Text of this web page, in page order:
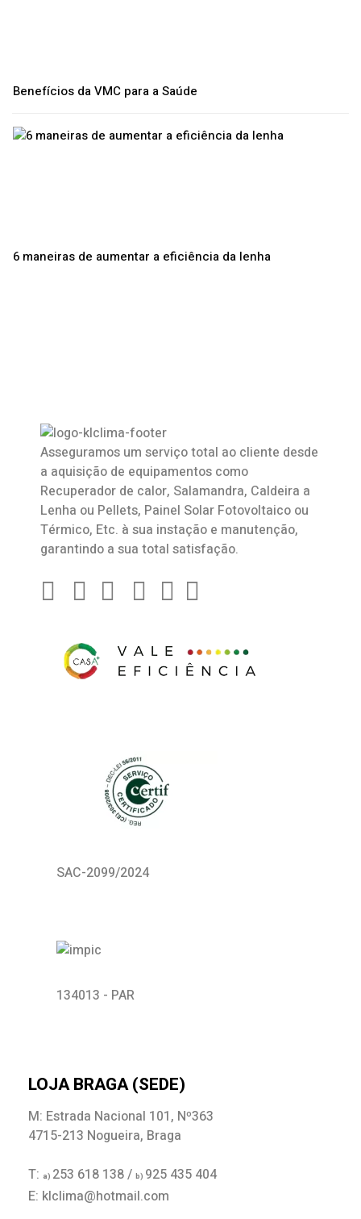
Benefícios da VMC para a Saúde
6 maneiras de aumentar a eficiência da lenha
Asseguramos um serviço total ao cliente desde
a aquisição de equipamentos como
Recuperador de calor, Salamandra, Caldeira a
Lenha ou Pellets, Painel Solar Fotovoltaico ou
Térmico, Etc. à sua instação e manutenção,
garantindo a sua total satisfação.
SAC-2099/2024
134013 - PAR
LOJA BRAGA (SEDE)
M: Estrada Nacional 101, Nº363
4715-213 Nogueira, Braga
T: a) 253 618 138 / b) 925 435 404
E: klclima@hotmail.com